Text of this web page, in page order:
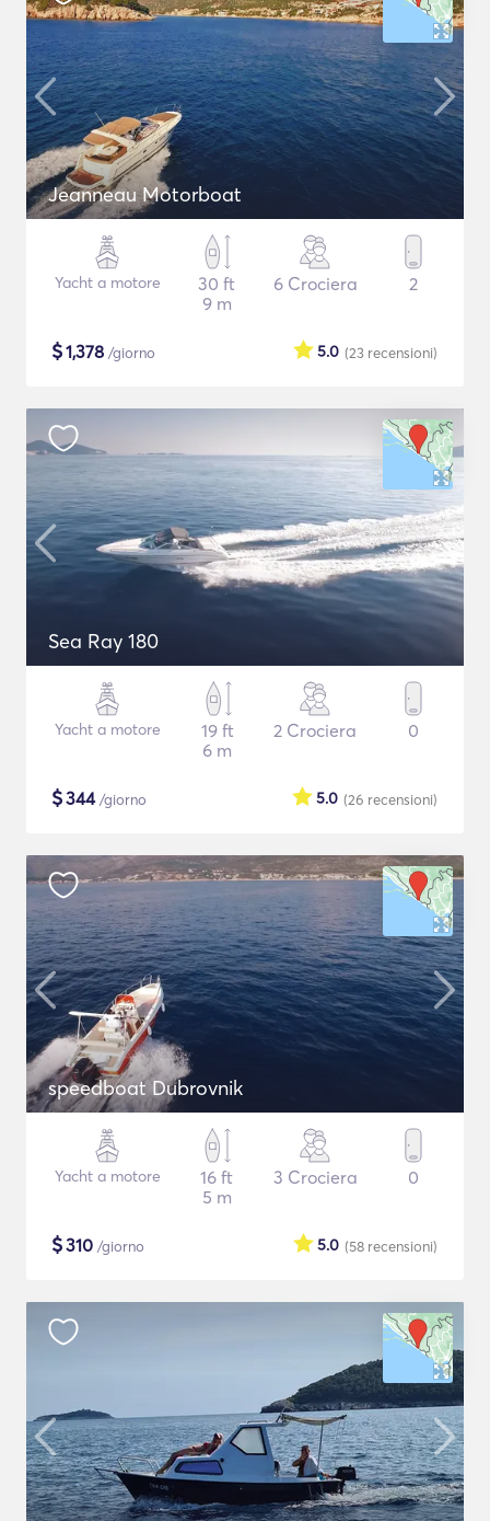
Jeanneau Motorboat
Yacht a motore
30 ft
9 m
6 Crociera 2
$1,378 /giorno (23 recensioni)
5.0
Sea Ray 180
Yacht a motore
19 ft
6 m
2 Crociera 0
$344/giorno (26 recensioni)
5.0
speedboat Dubrovnik
Yacht a motore
16 ft
5 m
3 Crociera 0
$310 /giorno (58 recensioni)
5.0